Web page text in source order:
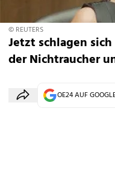
© REUTERS
Jetzt schlagen
der Nichtraucher
OE24 AUF